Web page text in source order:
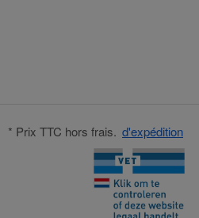
* Prix TTC hors frais. d'expédition